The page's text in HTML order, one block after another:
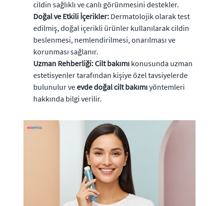
cildin sağlıklı ve canlı görünmesini destekler.
Doğal ve Etkili İçerikler: Dermatolojik olarak test
edilmiş, doğal içerikli ürünler kullanılarak cildin
beslenmesi, nemlendirilmesi, onarılması ve
korunması sağlanır.
Uzman Rehberliği:Cilt bakımı konusunda uzman
estetisyenler tarafından kişiye özel tavsiyelerde
bulunulur veevde doğal cilt bakımıyöntemleri
hakkında bilgi verilir.